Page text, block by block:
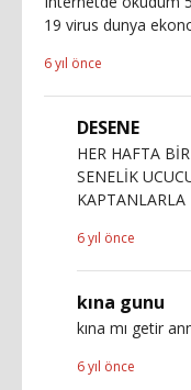
19 virus dunya
6 yıl önce
DESENE
HER HAFTA
SENELİK
KAPTANLARLA
6 yıl önce
kına gunu
kına mı getir
6 yıl önce